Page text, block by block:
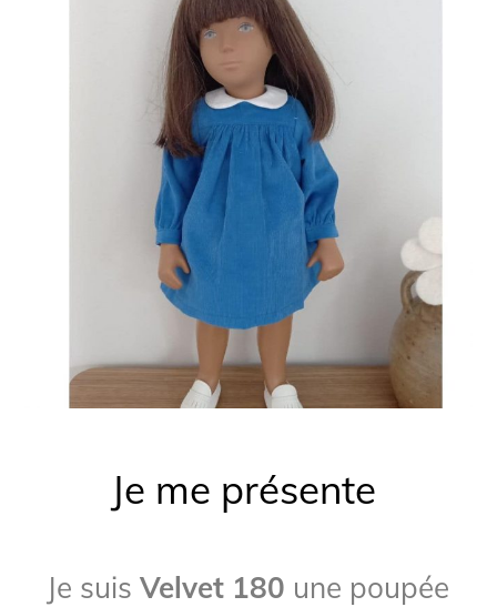
Je me présente
Je suisVelvet 180 une poupée